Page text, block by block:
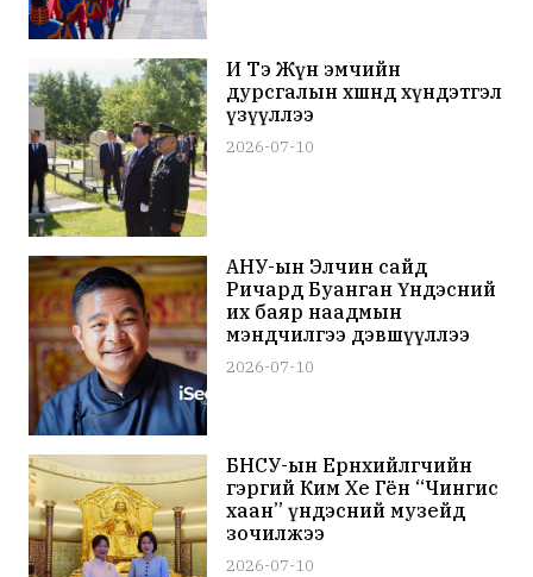
И Тэ Жүн эмчийн
дурсгалын хөшөөнд хүндэтгэл
үзүүллээ
2026-07-10
АНУ-ын Элчин сайд
Ричард Буанган Үндэсний
их баяр наадмын
мэндчилгээ дэвшүүллээ
2026-07-10
БНСУ-ын Ерөнхийлөгчийн
гэргий Ким Хе Гён “Чингис
хаан” үндэсний музейд
зочилжээ
2026-07-10